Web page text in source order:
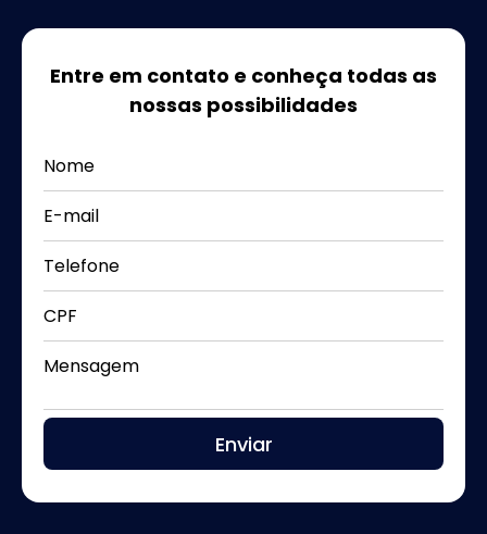
Entre em contato e conheça todas as
nossas possibilidades
Nome
E-mail
Telefone
CPF
Mensagem
Enviar